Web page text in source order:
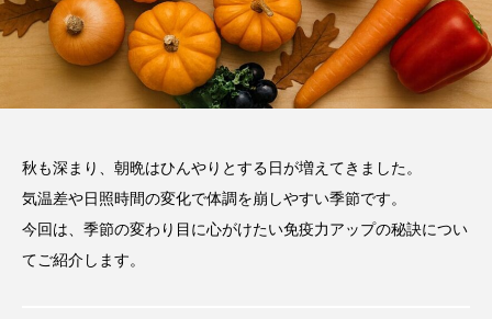
秋も深まり、朝晩はひんやりとする日が増えてきました。
気温差や日照時間の変化で体調を崩しやすい季節です。
今回は、季節の変わり目に心がけたい免疫力アップの秘訣につい
てご紹介します。